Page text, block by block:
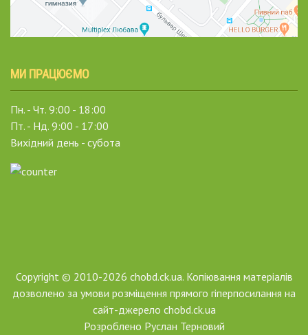
МИ ПРАЦЮЄМО
Пн. - Чт. 9:00 - 18:00
Пт. - Нд. 9:00 - 17:00
Вихідний день - субота
Copyright © 2010-2026 chobd.ck.ua. Копіювання матеріалів
дозволено за умови розміщення прямого гіперпосилання на
сайт-джерело chobd.ck.ua
Розроблено Руслан Терновий